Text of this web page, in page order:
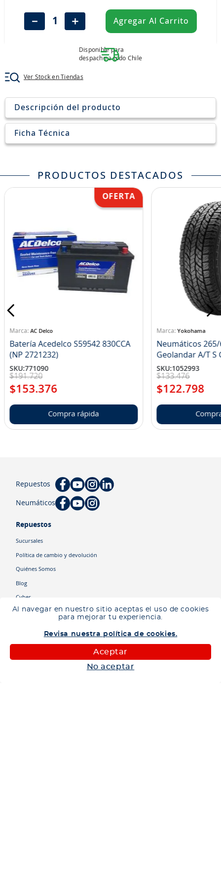
Al navegar en nuestro sitio aceptas el uso de cookies
para mejorar tu experiencia.
Revisa nuestra política de cookies.
Aceptar
No aceptar
＋
－ Agregar Al Carrito
Disponible para
despacho a todo Chile
Ver Stock en Tiendas
Descripción del producto
Ficha Técnica
PRODUCTOS DESTACADOS
AC Delco
Batería Acedelco S59542 830CCA
(NP 2721232)
SKU:771090
$191.720
$153.376
Compra rápida
Yokohama
Neumáticos 265/
SKU:1052993
$133.476
$122.798
Repuestos
Neumáticos
Repuestos
Sucursales
Política de cambio y devolución
Quiénes Somos
Blog
Cyber
aceite